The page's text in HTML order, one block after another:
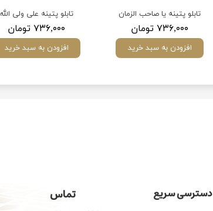
تابلو پتینه علی ولی الله
۷۳۶,۰۰۰ تومان
افزودن به سبد خرید
تابلو پتینه یا صاحب الزمان
۷۳۶,۰۰۰ تومان
افزودن به سبد خرید
دسترسی سریع تماس